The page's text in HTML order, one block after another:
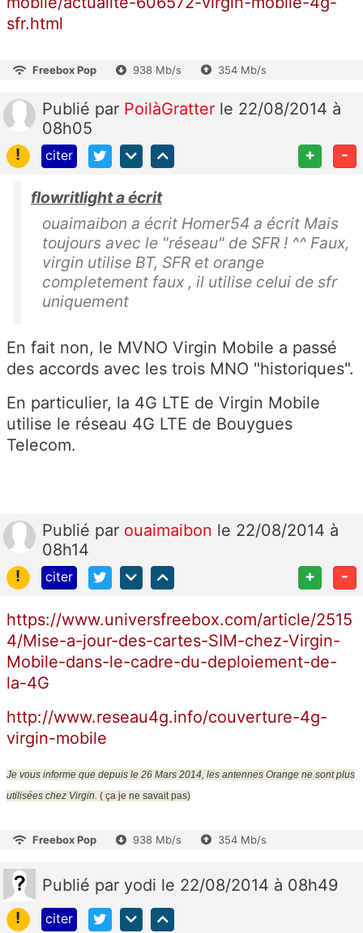
sfr.html
Freebox Pop 938 Mb/s 354 Mb/s
Publié par PoilàGratter le 22/08/2014 à
08h05
!
citer + -
flowritlight a écrit
ouaimaibon a écrit Homer54 a écrit Mais
toujours avec le "réseau" de SFR ! ^^ Faux,
virgin utilise BT, SFR et orange
completement faux , il utilise celui de sfr
uniquement
En fait non, le MVNO Virgin Mobile a passé
des accords avec les trois MNO "historiques".
En particulier, la 4G LTE de Virgin Mobile
utilise le réseau 4G LTE de Bouygues
Telecom.
Publié par ouaimaibon le 22/08/2014 à
08h14
!
citer + -
https://www.universfreebox.com/article/2515
4/Mise-a-jour-des-cartes-SIM-chez-Virgin-
Mobile-dans-le-cadre-du-deploiement-de-
la-4G
http://www.reseau4g.info/couverture-4g-
virgin-mobile
Je vous informe que depuis le 26 Mars 2014, les antennes Orange ne sont plus
utilisées chez Virgin. ( ça je ne savait pas)
Freebox Pop 938 Mb/s 354 Mb/s
Publié par yodi le 22/08/2014 à 08h49
!
citer